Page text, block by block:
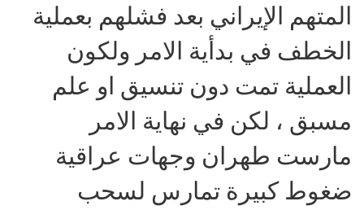
المتهم الإيراني بعد فشلهم بعملية
الخطف في بدأية الامر ولكون
العملية تمت دون تنسيق او علم
مسبق ، لكن في نهاية الامر
مارست طهران وجهات عراقية
ضغوط كبيرة تمارس لسحب